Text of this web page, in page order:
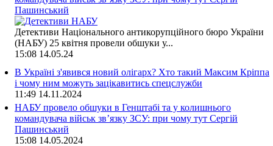
Пашинський
Детективи Національного антикорупційного бюро України
(НАБУ) 25 квітня провели обшуки у...
15:08 14.05.24
В Україні з'явився новий олігарх? Хто такий Максим Кріппа
і чому ним можуть зацікавитись спецслужби
11:49 14.11.2024
НАБУ провело обшуки в Генштабі та у колишнього
командувача військ зв’язку ЗСУ: при чому тут Сергій
Пашинський
15:08 14.05.2024